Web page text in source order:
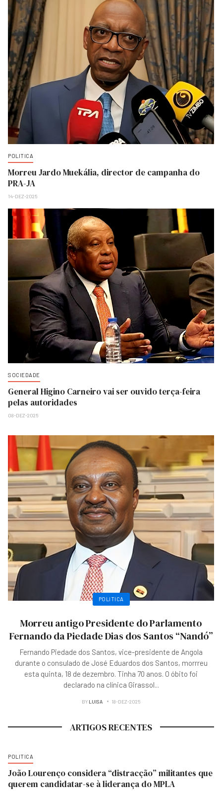
POLITICA
Morreu Jardo Muekália, director de campanha do
PRA-JA
14-DEZ-2025
SOCIEDADE
General Higino Carneiro vai ser ouvido terça-feira
pelas autoridades
08-DEZ-2025
POLITICA
Morreu antigo Presidente do Parlamento
Fernando da Piedade Dias dos Santos “Nandó”
Fernando Piedade dos Santos, vice-presidente de Angola
durante o consulado de José Eduardos dos Santos, morrreu
esta quinta, 18 de dezembro. Tinha 70 anos. O óbito foi
declarado na clínica Girassol...
BY LUISA 18-DEZ-2025
ARTIGOS RECENTES
POLITICA
João Lourenço considera “distracção” militantes que
querem candidatar-se à liderança do MPLA